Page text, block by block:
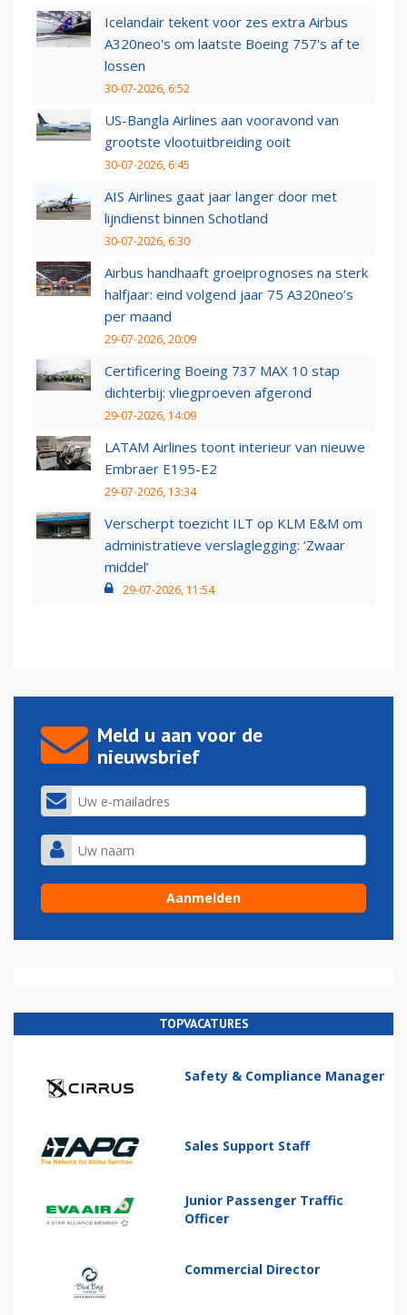
Icelandair tekent voor zes extra Airbus
A320neo's om laatste Boeing 757's af te
lossen
30-07-2026, 6:52
US-Bangla Airlines aan vooravond van
grootste vlootuitbreiding ooit
30-07-2026, 6:45
AIS Airlines gaat jaar langer door met
lijndienst binnen Schotland
30-07-2026, 6:30
Airbus handhaaft groeiprognoses na sterk
halfjaar: eind volgend jaar 75 A320neo’s
per maand
29-07-2026, 20:09
Certificering Boeing 737 MAX 10 stap
dichterbij: vliegproeven afgerond
29-07-2026, 14:09
LATAM Airlines toont interieur van nieuwe
Embraer E195-E2
29-07-2026, 13:34
Verscherpt toezicht ILT op KLM E&M om
administratieve verslaglegging: ‘Zwaar
middel’
29-07-2026, 11:54
Meld u aan voor de
nieuwsbrief
TOPVACATURES
Safety & Compliance Manager
Sales Support Staff
Junior Passenger Traffic
Officer
Commercial Director